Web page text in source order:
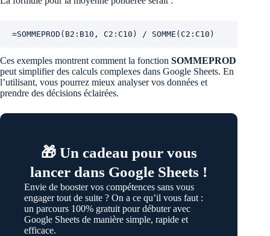
=SOMMEPROD(B2:B10, C2:C10) / SOMME(C2:C10)
Ces exemples montrent comment la fonction SOMMEPROD
peut simplifier des calculs complexes dans Google Sheets. En
l’utilisant, vous pourrez mieux analyser vos données et
prendre des décisions éclairées.
🎁 Un cadeau pour vous
lancer dans Google Sheets !
Envie de booster vos compétences sans vous
engager tout de suite ? On a ce qu’il vous faut :
un parcours 100% gratuit pour débuter avec
Google Sheets de manière simple, rapide et
efficace.